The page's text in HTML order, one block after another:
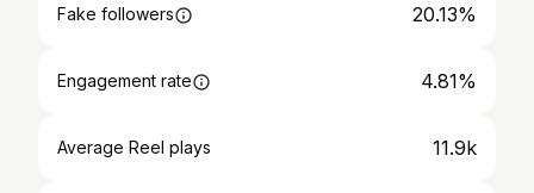
Fake followers 20.13%
Engagement rate 4.81%
Average Reel plays 11.9k